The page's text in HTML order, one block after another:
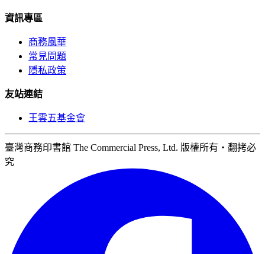
資訊專區
商務風華
常見問題
隱私政策
友站連結
王雲五基金會
臺灣商務印書館 The Commercial Press, Ltd. 版權所有‧翻拷必
究